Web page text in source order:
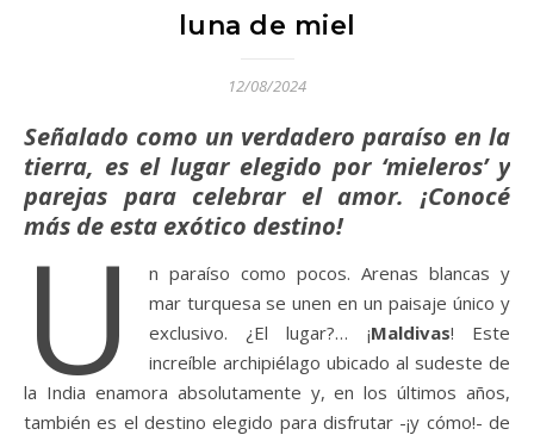
luna de miel
12/08/2024
Señalado como un verdadero paraíso en la
tierra, es el lugar elegido por ‘mieleros’ y
parejas para celebrar el amor. ¡Conocé
más de esta exótico destino!
U
n paraíso como pocos. Arenas blancas y
mar turquesa se unen en un paisaje único y
exclusivo. ¿El lugar?… ¡Maldivas! Este
increíble archipiélago ubicado al sudeste de
la India enamora absolutamente y, en los últimos años,
también es el destino elegido para disfrutar -¡y cómo!- de